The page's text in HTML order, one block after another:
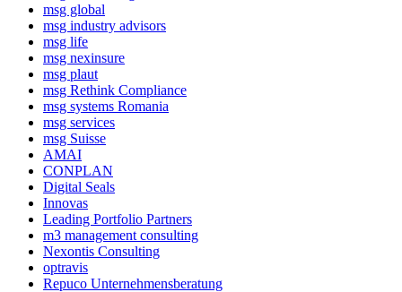
msg global
msg industry advisors
msg life
msg nexinsure
msg plaut
msg Rethink Compli­ance
msg systems Romania
msg services
msg Suisse
AMAI
CONPLAN
Digital Seals
Innovas
Leading Port­folio Partners
m3 manage­ment consul­ting
Nexontis Consulting
optravis
Repuco Unternehmensberatung